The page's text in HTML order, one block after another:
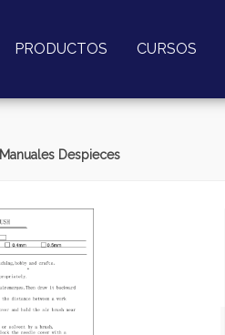
PRODUCTOS CURSOS
Manuales Despieces